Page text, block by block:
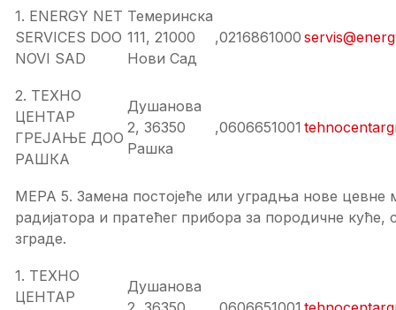
1. ENERGY NET
SERVICES DOO
NOVI SAD
Темеринска
111, 21000
Нови Сад
,0216861000
2. ТЕХНО
ЦЕНТАР
ГРЕЈАЊЕ ДОО
РАШКА
Душанова
2, 36350
Рашка
,0606651001
МЕРА 5. Замена постојеће или уградња нове цевне
радијатора и пратећег прибора за породичне куће,
зграде.
1. ТЕХНО
ЦЕНТАР
Душанова